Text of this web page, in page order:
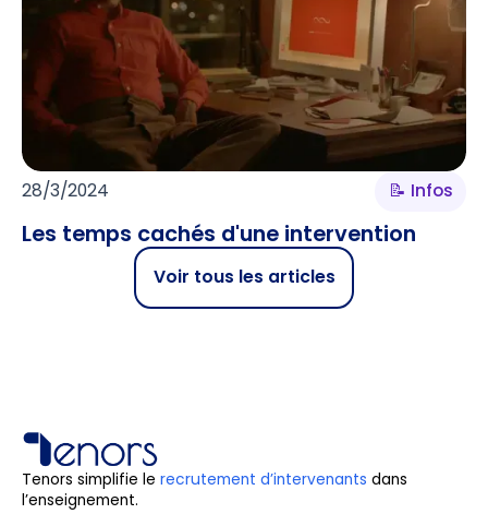
28/3/2024 📝 Infos
Les temps cachés d'une intervention
Voir tous les articles
Tenors simplifie le recrutement d’intervenants dans
l’enseignement.